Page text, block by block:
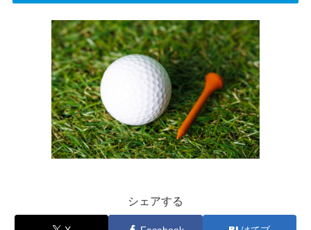
シェアする